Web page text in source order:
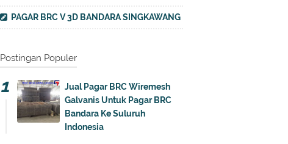
PAGAR BRC V 3D BANDARA SINGKAWANG
Postingan Populer
Jual Pagar BRC Wiremesh
Galvanis Untuk Pagar BRC
Bandara Ke Suluruh
Indonesia